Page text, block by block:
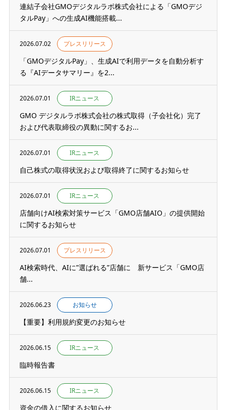
連結子会社GMOデジタルラボ株式会社による「GMOデジ
タルPay」への生成AI機能搭載...
2026.07.02 プレスリリース
「GMOデジタルPay」、生成AIで利用データを自動分析す
る『AIデータサマリー』を2...
2026.07.01 IRニュース
GMO デジタルラボ株式会社の株式取得（子会社化）完了
および代表取締役の異動に関するお...
2026.07.01 IRニュース
自己株式の取得状況および取得終了に関するお知らせ
2026.07.01 IRニュース
店舗向けAI検索対策サービス「GMO店舗AIO」の提供開始
に関するお知らせ
2026.07.01 プレスリリース
AI検索時代、AIに”選ばれる”店舗に 新サービス「GMO店
舗...
2026.06.23 お知らせ
【重要】利用規約変更のお知らせ
2026.06.15 IRニュース
臨時報告書
2026.06.15 IRニュース
資金の借入に関するお知らせ